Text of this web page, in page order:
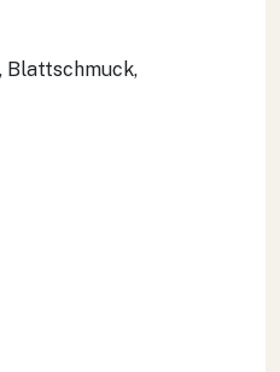
Blattschmuck,